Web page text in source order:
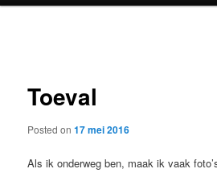
content
Toeval
Posted on17 mei 2016
Als ik onderweg ben, maak ik vaak